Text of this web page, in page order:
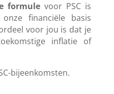
formulevoor PSC is
financiële basis
voor jou is dat je
inflatie of
bijeenkomsten.